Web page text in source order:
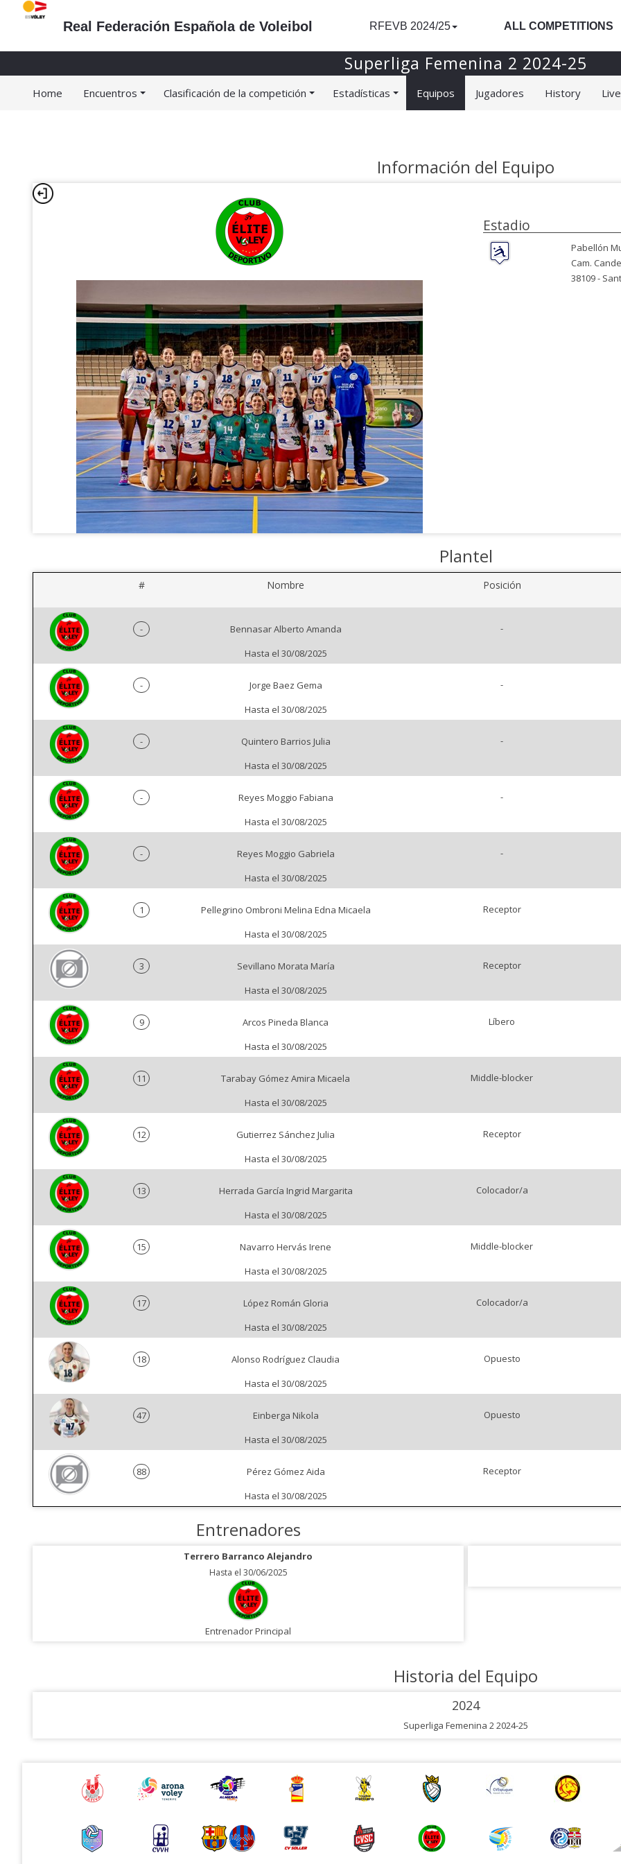
Real Federación Española de Voleibol RFEVB 2024/25 ALL COMPETITIONS
Superliga Femenina 2 2024-25
Home Encuentros Clasificación de la competición Estadísticas Equipos Jugadores History
Información del Equipo
Estadio
Pabellón
Cam.
38109 -
Plantel
# Nombre Posición
-
Bennasar Alberto Amanda
Hasta el 30/08/2025
-
-
Jorge Baez Gema
Hasta el 30/08/2025
-
-
Quintero Barrios Julia
Hasta el 30/08/2025
-
-
Reyes Moggio Fabiana
Hasta el 30/08/2025
-
-
Reyes Moggio Gabriela
Hasta el 30/08/2025
-
1
Pellegrino Ombroni Melina Edna Micaela
Hasta el 30/08/2025
Receptor
3
Sevillano Morata María
Hasta el 30/08/2025
Receptor
9
Arcos Pineda Blanca
Hasta el 30/08/2025
Líbero
11
Tarabay Gómez Amira Micaela
Hasta el 30/08/2025
Middle-blocker
12
Gutierrez Sánchez Julia
Hasta el 30/08/2025
Receptor
13
Herrada García Ingrid Margarita
Hasta el 30/08/2025
Colocador/a
15
Navarro Hervás Irene
Hasta el 30/08/2025
Middle-blocker
17
López Román Gloria
Hasta el 30/08/2025
Colocador/a
18
Alonso Rodríguez Claudia
Hasta el 30/08/2025
Opuesto
47
Einberga Nikola
Hasta el 30/08/2025
Opuesto
88
Pérez Gómez Aida
Hasta el 30/08/2025
Receptor
Entrenadores
Terrero Barranco Alejandro
Hasta el 30/06/2025
Entrenador Principal
Historia del Equipo
2024
Superliga Femenina 2 2024-25